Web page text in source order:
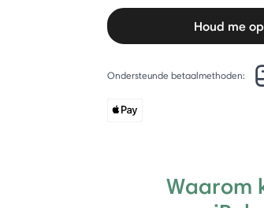
Houd me
Ondersteunde betaalmethoden:
Waarom